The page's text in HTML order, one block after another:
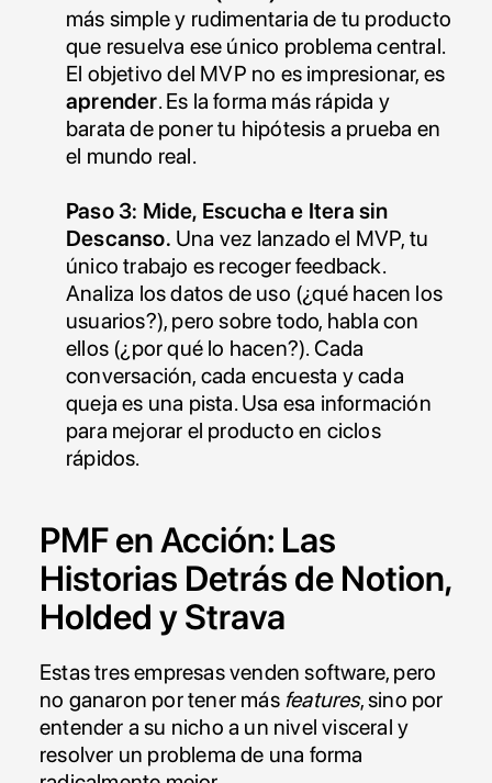
más simple y rudimentaria de tu producto
que resuelva ese único problema central.
aprender. Es la forma más rápida y
barata de poner tu hipótesis a prueba en
el mundo real.
Paso 3: Mide, Escucha e Itera sin
Descanso. Una vez lanzado el MVP, tu
único trabajo es recoger feedback.
Analiza los datos de uso (¿qué hacen los
usuarios?), pero sobre todo, habla con
ellos (¿por qué lo hacen?). Cada
conversación, cada encuesta y cada
queja es una pista. Usa esa información
para mejorar el producto en ciclos
rápidos.
PMF en Acción: Las
Historias Detrás de Notion,
Holded y Strava
Estas tres empresas venden software, pero
no ganaron por tener más features, sino por
entender a su nicho a un nivel visceral y
resolver un problema de una forma